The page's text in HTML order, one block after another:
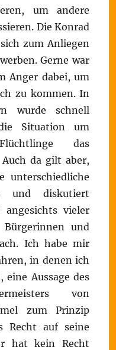
um andere
Die Konrad
zum Anliegen
Gerne war
Anger dabei, um
zu kommen. In
wurde schnell
Situation um
das
da gilt aber,
unterschiedliche
und diskutiert
angesichts vieler
und
Ich habe mir
in denen ich
Aussage des
von
zum Prinzip
Recht auf seine
hat kein Recht